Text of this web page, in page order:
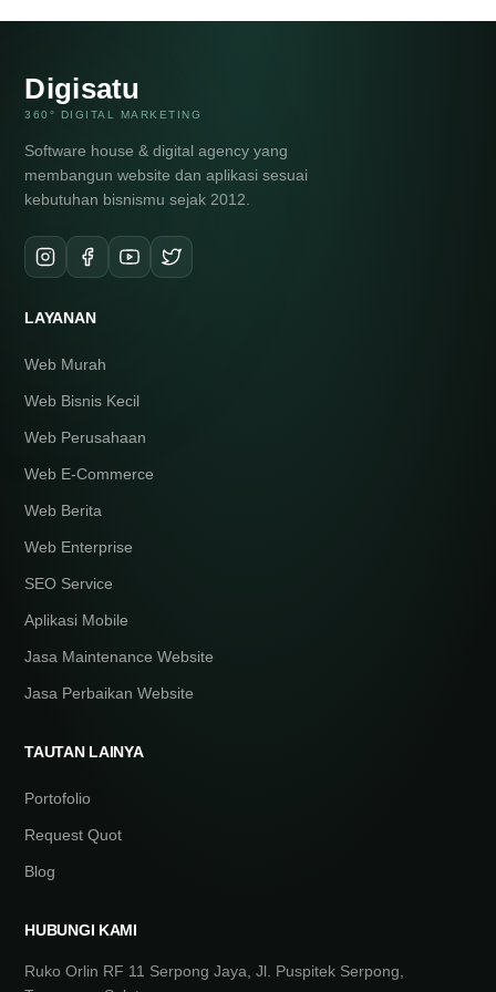
Digisatu
360° DIGITAL MARKETING
Software house & digital agency yang
membangun website dan aplikasi sesuai
kebutuhan bisnismu sejak 2012.
LAYANAN
Web Murah
Web Bisnis Kecil
Web Perusahaan
Web E-Commerce
Web Berita
Web Enterprise
SEO Service
Aplikasi Mobile
Jasa Maintenance Website
Jasa Perbaikan Website
TAUTAN LAINYA
Portofolio
Request Quot
Blog
HUBUNGI KAMI
Ruko Orlin RF 11 Serpong Jaya, Jl. Puspitek Serpong,